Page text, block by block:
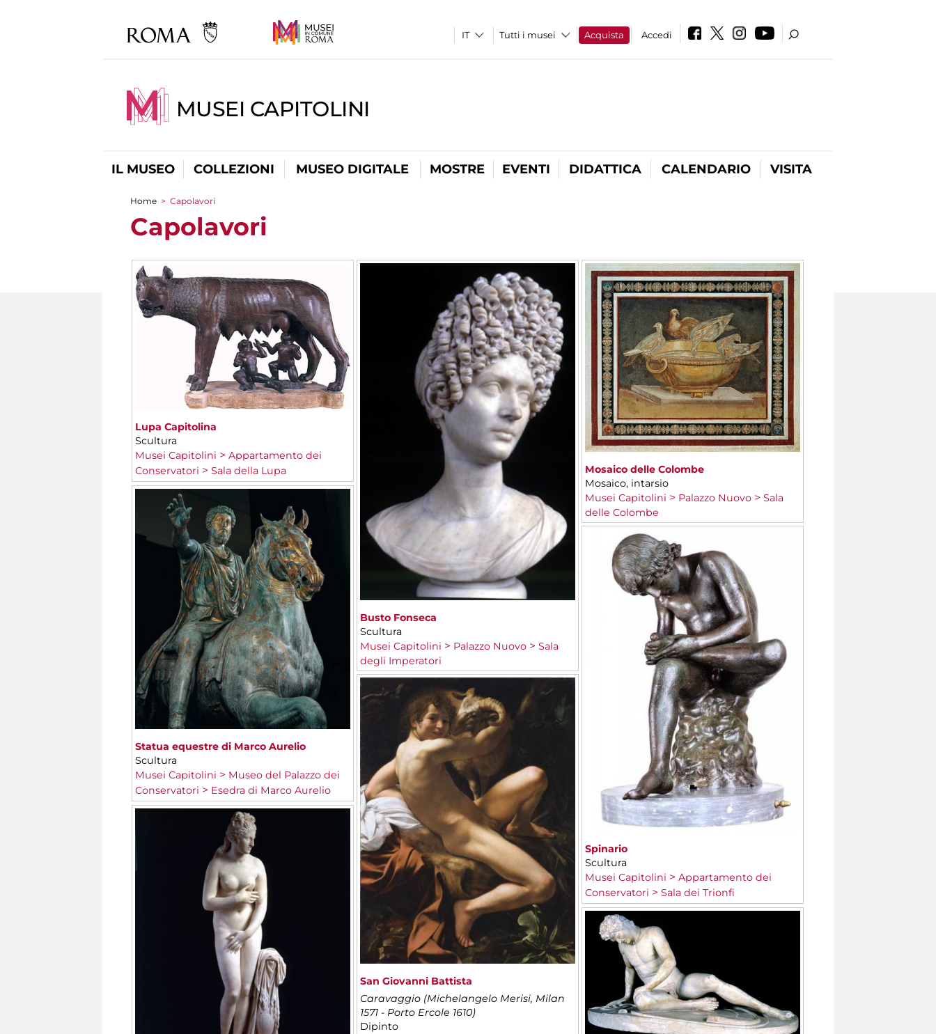
Tutti i musei Acquista Accedi
MUSEI CAPITOLINI
IL MUSEO COLLEZIONI MUSEO DIGITALE MOSTRE EVENTI DIDATTICA CALENDARIO VISITA
Tu sei qui
Home > Capolavori
Capolavori
Lupa Capitolina
Scultura
Musei Capitolini
Appartamento dei
Conservatori
Sala della Lupa
Busto Fonseca
Scultura
Musei Capitolini
Palazzo Nuovo
Sala
degli Imperatori
Mosaico delle Colombe
Mosaico, intarsio
Musei Capitolini
Palazzo Nuovo
Sala
delle Colombe
Statua equestre di Marco Aurelio
Scultura
Musei Capitolini
Museo del Palazzo dei
Conservatori
Esedra di Marco Aurelio
Spinario
Scultura
Musei Capitolini
Appartamento dei
Conservatori
Sala dei Trionfi
San Giovanni Battista
Caravaggio (Michelangelo Merisi, Milan
1571 - Porto Ercole 1610)
Dipinto